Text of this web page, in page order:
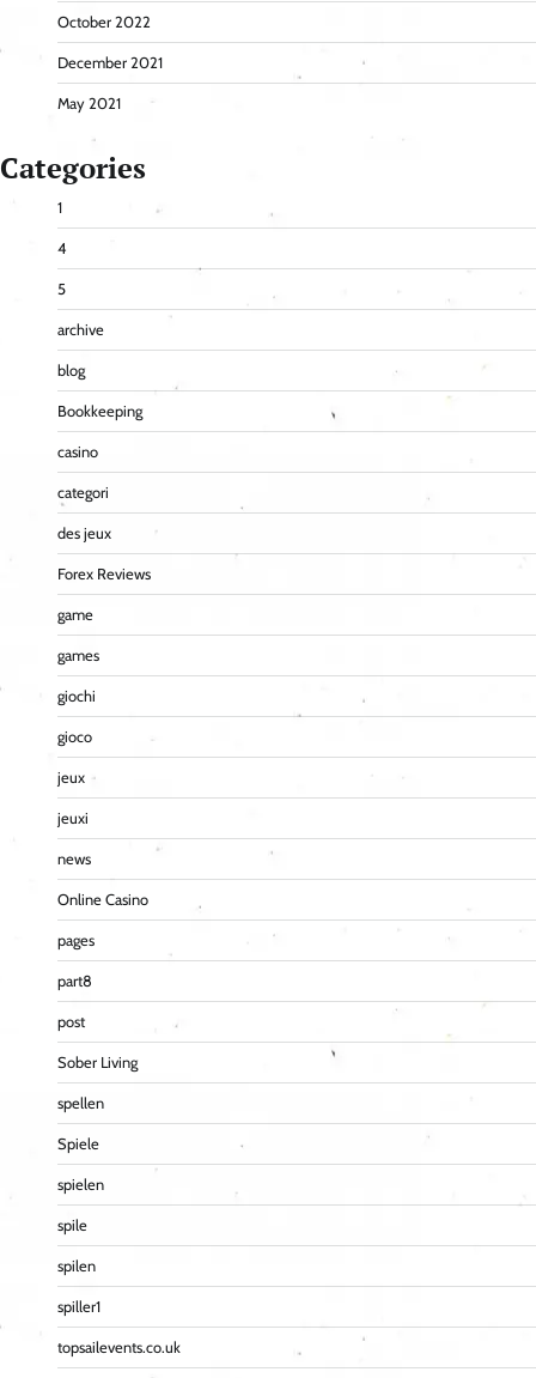
October 2022
December 2021
May 2021
Categories
1
4
5
archive
blog
Bookkeeping
casino
categori
des jeux
Forex Reviews
game
games
giochi
gioco
jeux
jeuxi
news
Online Casino
pages
part8
post
Sober Living
spellen
Spiele
spielen
spile
spilen
spiller1
topsailevents.co.uk